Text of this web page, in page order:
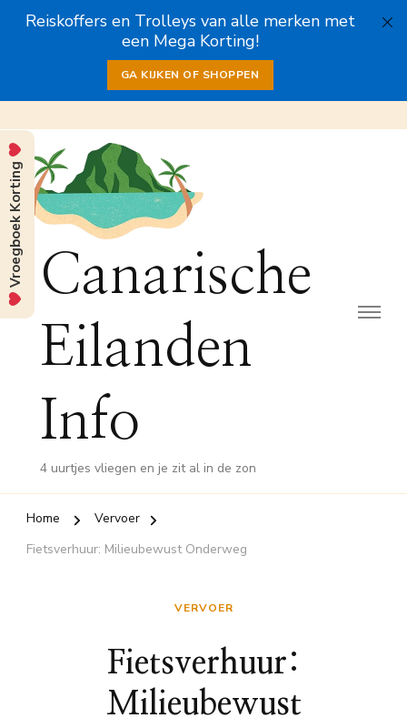
Reiskoffers en Trolleys van alle merken met
een Mega Korting!
GA KIJKEN OF SHOPPEN
Canarische
Eilanden
Info
4 uurtjes vliegen en je zit al in de zon
Home
Vervoer
Fietsverhuur: Milieubewust Onderweg
VERVOER
Fietsverhuur:
Milieubewust
Vroegboek Korting